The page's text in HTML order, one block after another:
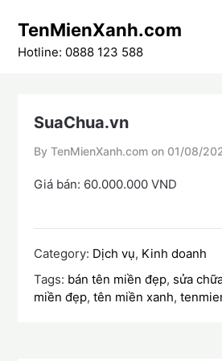
content
TenMienXanh.com
Hotline: 0888 123 588
SuaChua.vn
By TenMienXanh.com on 01/08/
Giá bán: 60.000.000 VND
Category: Dịch vụ, Kinh doanh
Tags: bán tên miền đẹp, sửa
miền đẹp,tên miền xanh,